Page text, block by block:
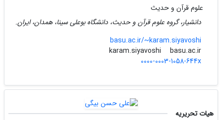
علوم قرآن و حدیث
دانشیار، گروه علوم قرآن و حدیث، دانشگاه بوعلی سینا، همدان، ایران.
basu.ac.ir/~karam.siyavoshi
karam.siyavoshi
basu.ac.ir
0000-0003-1058-644x
هیات تحریریه